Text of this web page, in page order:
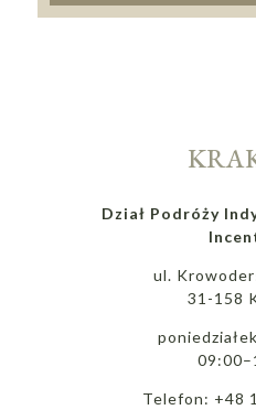
Dział Podróży
ul.
31-158
Telefon: +48